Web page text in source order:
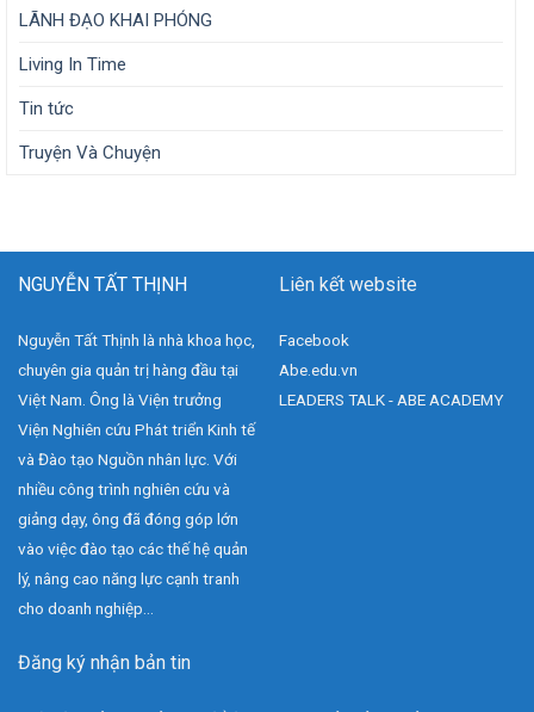
LÃNH ĐẠO KHAI PHÓNG
Living In Time
Tin tức
Truyện Và Chuyện
NGUYỄN TẤT THỊNH
Nguyễn Tất Thịnh là nhà khoa học,
chuyên gia quản trị hàng đầu tại
Việt Nam. Ông là Viện trưởng
Viện Nghiên cứu Phát triển Kinh tế
và Đào tạo Nguồn nhân lực. Với
nhiều công trình nghiên cứu và
giảng dạy, ông đã đóng góp lớn
vào việc đào tạo các thế hệ quản
lý, nâng cao năng lực cạnh tranh
cho doanh nghiệp...
Liên kết website
Facebook
Abe.edu.vn
LEADERS TALK - ABE ACADEMY
Đăng ký nhận bản tin